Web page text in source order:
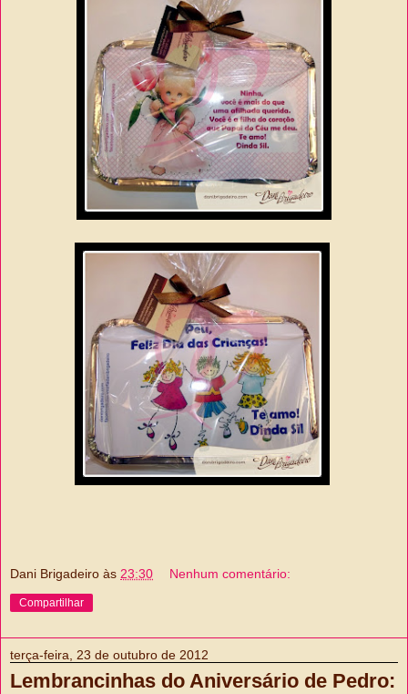
Dani Brigadeiro às 23:30 Nenhum comentário:
Compartilhar
terça-feira, 23 de outubro de 2012
Lembrancinhas do Aniversário de Pedro: